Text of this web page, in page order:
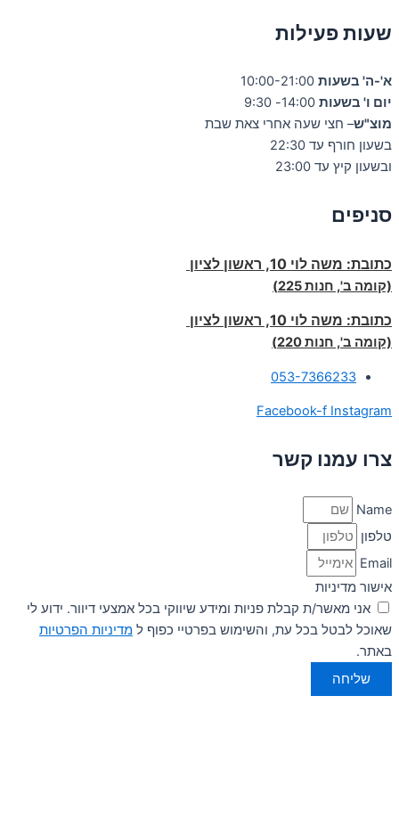
שעות פעילות
א'-ה' בשעות
יום ו' בשעות
מוצ"ש– חצי שעה אחרי צאת שבת
בשעון חורף עד 22:30
ובשעון קיץ עד 23:00
סניפים
כתובת: משה לוי 10, ראשון לציון
(קומה ב', חנות 225)
כתובת: משה לוי 10, ראשון לציון
(קומה ב', חנות 220)
053-7366233
Facebook-f Instagram
צרו עמנו קשר
Name
טלפון
Email
אישור מדיניות
אני מאשר/ת קבלת פניות ומידע שיווקי בכל אמצעי דיוור. ידוע לי
שאוכל לבטל בכל עת, והשימוש בפרטיי כפוף ל מדיניות הפרטיות
באתר.
שליחה